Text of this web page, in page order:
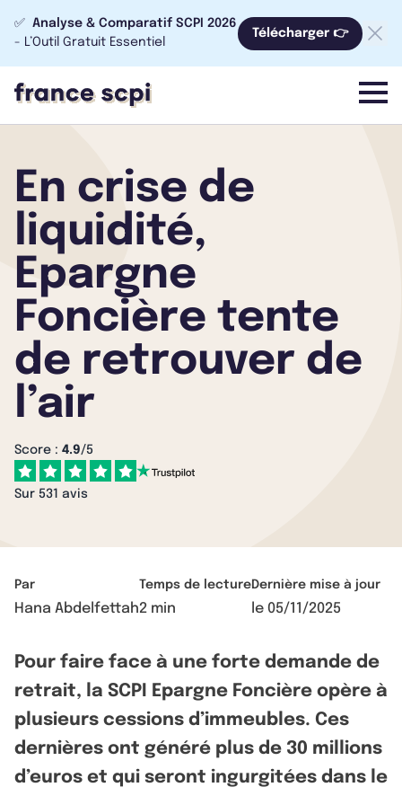
✅ Analyse & Comparatif SCPI 2026
- L’Outil Gratuit Essentiel
Télécharger 👉
menu
En crise de
liquidité,
Epargne
Foncière tente
de retrouver de
l’air
Score : 4.9/5
Sur 531 avis
Par
Hana Abdelfettah
Temps de lecture
2 min
Dernière mise à jour
le 05/11/2025
Pour faire face à une forte demande de
retrait, la SCPI Epargne Foncière opère à
plusieurs cessions d’immeubles. Ces
dernières ont généré plus de 30 millions
d’euros et qui seront ingurgitées dans le